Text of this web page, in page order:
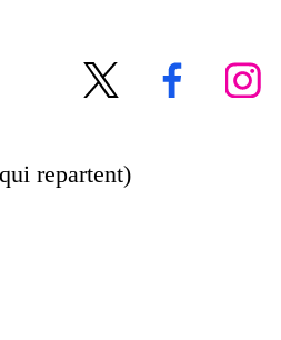
X Facebook Instagram
repartent)